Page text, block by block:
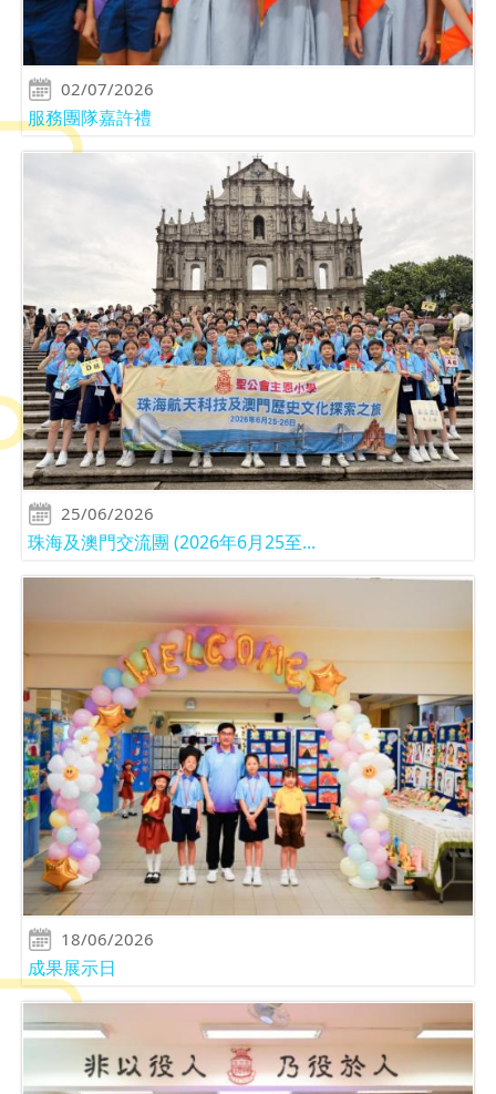
02/07/2026
服務團隊嘉許禮
25/06/2026
珠海及澳門交流團 (2026年6月25至...
18/06/2026
成果展示日